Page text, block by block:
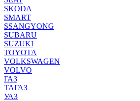
SKODA
SMART
SSANGYONG
SUBARU
SUZUKI
TOYOTA
VOLKSWAGEN
VOLVO
ГАЗ
ТАГАЗ
УАЗ